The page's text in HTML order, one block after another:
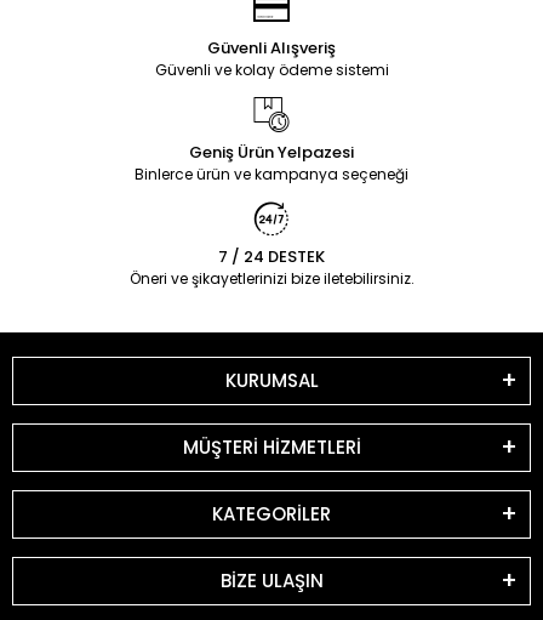
Güvenli Alışveriş
Güvenli ve kolay ödeme sistemi
Geniş Ürün Yelpazesi
Binlerce ürün ve kampanya seçeneği
7 / 24 DESTEK
Öneri ve şikayetlerinizi bize iletebilirsiniz.
KURUMSAL
MÜŞTERİ HİZMETLERİ
KATEGORİLER
BİZE ULAŞIN